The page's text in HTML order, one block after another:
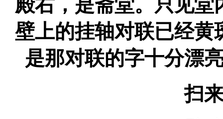
殿右，是斋堂。只见
壁上的挂轴对联已经黄
是那对联的字十分漂
扫来